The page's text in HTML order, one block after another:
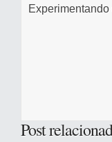
Post